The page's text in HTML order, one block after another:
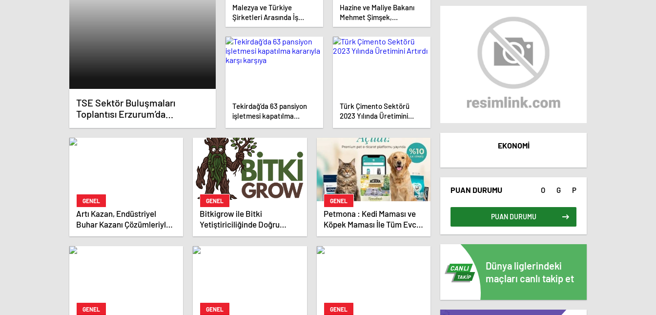
TSE Sektör Buluşmaları
Toplantısı Erzurum’da
Gerçekleştirildi
Malezya ve Türkiye
Şirketleri Arasında İş
Diyaloğu Toplantısı
Gerçekleştirildi
Hazine ve Maliye Bakanı
Mehmet Şimşek,
Batman’da medikal
malzeme üretimi yapacak
bir fabrikanın açılışını
gerçekleştirdi
Tekirdağ’da 63 pansiyon
işletmesi kapatılma
Türk Çimento Sektörü
2023 Yılında Üretimini
GENEL
Artı Kazan, Endüstriyel
Buhar Kazanı Çözümleriyle
Üretim Tesislerine Verimli
Sistemler Sunuyor
GENEL
Bitkigrow ile Bitki
Yetiştiriciliğinde Doğru
Ekipman ve Ürün Seçimi
GENEL
Petmona : Kedi Maması ve
Köpek Maması İle Tüm Evcil
Hayvan Ürünleri
GENEL GENEL GENEL
EKONOMI
PUAN DURUMU O G P
PUAN DURUMU
Dünya liglerindeki
maçları canlı takip et
CANLI
TAKİP